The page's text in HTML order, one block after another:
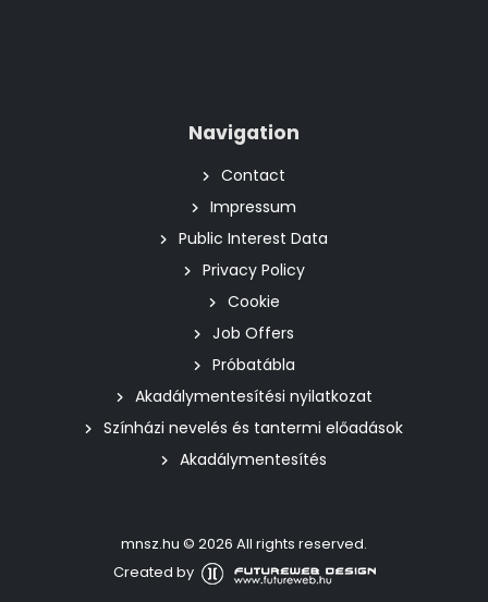
Navigation
Contact
Impressum
Public Interest Data
Privacy Policy
Cookie
Job Offers
Próbatábla
Akadálymentesítési nyilatkozat
Színházi nevelés és tantermi előadások
Akadálymentesítés
mnsz.hu © 2026 All rights reserved.
Created by